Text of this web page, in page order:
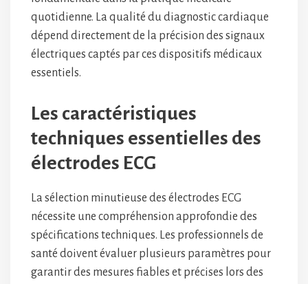
quotidienne. La qualité du diagnostic cardiaque
dépend directement de la précision des signaux
électriques captés par ces dispositifs médicaux
essentiels.
Les caractéristiques
techniques essentielles des
électrodes ECG
La sélection minutieuse des électrodes ECG
nécessite une compréhension approfondie des
spécifications techniques. Les professionnels de
santé doivent évaluer plusieurs paramètres pour
garantir des mesures fiables et précises lors des